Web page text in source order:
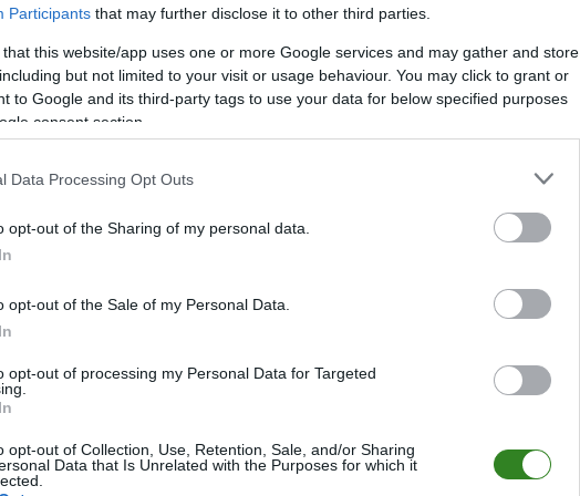
Participants that may further disclose it to other third parties.
that this website/app uses one or more Google services and may gather and store
but not limited to your visit or usage behaviour. You may click to grant or
to Google and its third-party tags to use your data for below specified purposes
consent section.
Data Processing Opt Outs
opt-out of the Sharing of my personal data.
opt-out of the Sale of my Personal Data.
opt-out of processing my Personal Data for Targeted
opt-out of Collection, Use, Retention, Sale, and/or Sharing
Data that Is Unrelated with the Purposes for which it
stronęwyniki na żywo (Ekstraklasa, 1 liga, 2 liga oraz 3 i 4 liga)
- SK Slavia Praga [TRANSMISJA WIDEO]
Wieczysta Kraków - Slavia Praga, który zostanie rozegrany w sobotę, 4 lipca
oglądać transmisję online.